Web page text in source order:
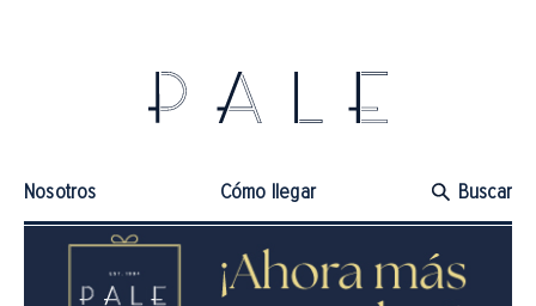
Nosotros Cómo llegar Buscar